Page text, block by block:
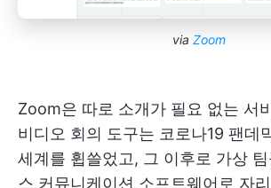
via Zoom
Zoom은 따로 소개가 필요 없는 서
비디오 회의 도구는 코로나19 팬데
세계를 휩쓸었고, 그 이후로 가상
스 커뮤니케이션 소프트웨어로 자